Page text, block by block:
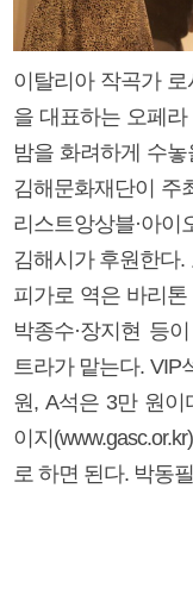
이탈리아 작곡가
을 대표하는 오페
밤을 화려하게 수
김해문화재단이 주
리스트앙상블·아이
김해시가 후원한다.
피가로 역은 바리
박종수·장지현 등
트라가 맡는다. VIP
원, A석은 3만 원이
이지
로 하면 된다. 박동